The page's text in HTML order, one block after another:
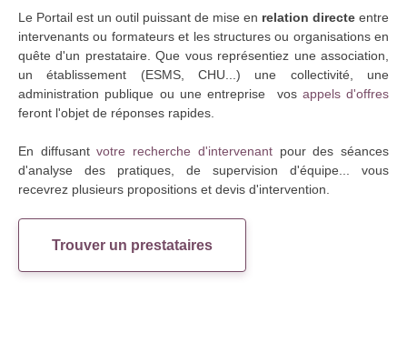
Le Portail est un outil puissant de mise en relation directe entre
intervenants ou formateurs et les structures ou organisations en
quête d'un prestataire. Que vous représentiez une association,
un établissement (ESMS, CHU...) une collectivité, une
administration publique ou une entreprise vos appels d'offres
feront l'objet de réponses rapides.
En diffusantvotre recherche d'intervenantpour des séances
d'analyse des pratiques, de supervision d'équipe... vous
recevrez plusieurs propositions et devis d'intervention.
Trouver un prestataires